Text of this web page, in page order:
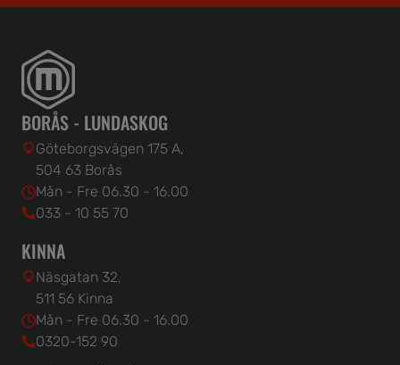
BORÅS - LUNDASKOG
Göteborgsvägen 175 A,
504 63 Borås
Mån - Fre 06.30 - 16.00
033 - 10 55 70
KINNA
Näsgatan 32,
511 56 Kinna
Mån - Fre 06.30 - 16.00
0320-152 90